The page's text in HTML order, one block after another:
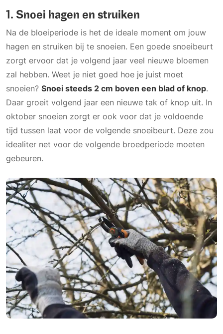
1. Snoei hagen en struiken
Na de bloeiperiode is het de ideale moment om jouw
hagen en struiken bij te snoeien. Een goede snoeibeurt
zorgt ervoor dat je volgend jaar veel nieuwe bloemen
zal hebben. Weet je niet goed hoe je juist moet
snoeien? Snoei steeds 2 cm boven een blad of knop.
Daar groeit volgend jaar een nieuwe tak of knop uit. In
oktober snoeien zorgt er ook voor dat je voldoende
tijd tussen laat voor de volgende snoeibeurt. Deze zou
idealiter net voor de volgende broedperiode moeten
gebeuren.